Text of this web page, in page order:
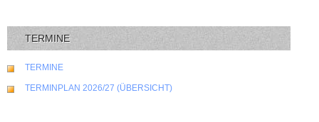
TERMINE
TERMINE
TERMINPLAN 2026/27 (ÜBERSICHT)